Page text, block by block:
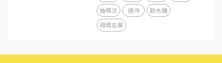
抽獎文
速沛
飲水機
得獎名單